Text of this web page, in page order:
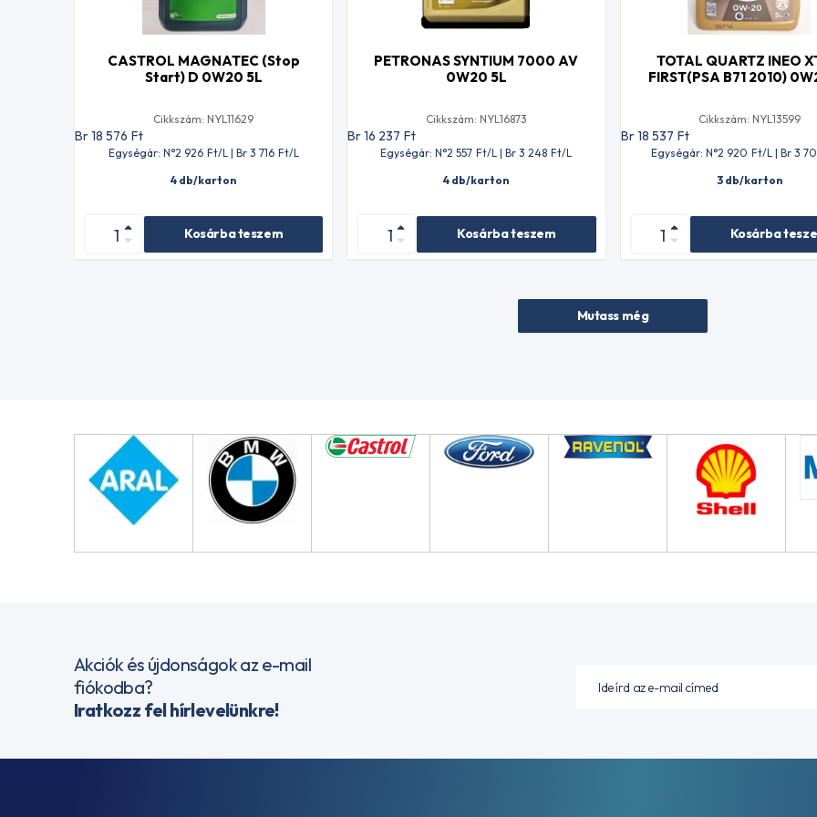
CASTROL MAGNATEC (Stop
Start) D 0W20 5L
Cikkszám: NYL11629
Br 18 576 Ft
Egységár: N°2 926 Ft/L | Br 3 716 Ft/L
4 db/karton
Kosárba teszem
PETRONAS SYNTIUM 7000 AV
0W20 5L
Cikkszám: NYL16873
Br 16 237 Ft
Egységár: N°2 557 Ft/L | Br 3 248 Ft/L
4 db/karton
Kosárba teszem
TOTAL QUARTZ INEO
FIRST(PSA B71 2010)
Cikkszám: NYL13599
Br 18 537 Ft
Egységár: N°2 920 Ft/L | Br 3
3 db/karton
Kosárba
Mutass még
Akciók és újdonságok az e-mail
fiókodba?
Iratkozz fel hírlevelünkre!